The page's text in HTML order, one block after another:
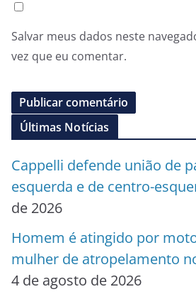
Salvar meus dados neste
vez que eu comentar.
Últimas Notícias
Cappelli defende união de
esquerda e de centro-
de 2026
Homem é atingido por
mulher de atropelamento
4 de agosto de 2026